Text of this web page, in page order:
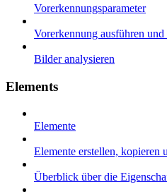
Vorerkennungsparameter
Vorerkennung ausführen und
Bilder analysieren
Elements
Elemente
Elemente erstellen, kopieren
Überblick über die